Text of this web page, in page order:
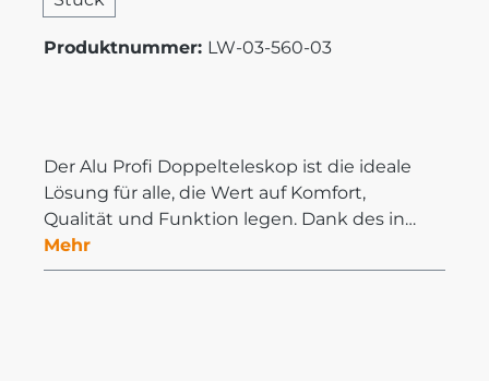
Produktnummer: LW-03-560-03
Der Alu Profi Doppelteleskop ist die ideale
Lösung für alle, die Wert auf Komfort,
Qualität und Funktion legen. Dank des in…
Mehr